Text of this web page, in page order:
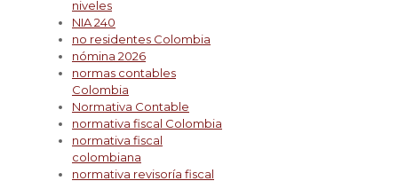
niveles
NIA 240
no residentes Colombia
nómina 2026
normas contables
Colombia
Normativa Contable
normativa fiscal Colombia
normativa fiscal
colombiana
normativa revisoría fiscal